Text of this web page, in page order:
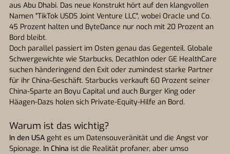
aus Abu Dhabi. Das neue Konstrukt hört auf den klangvollen
Namen "TikTok USDS Joint Venture LLC", wobei Oracle und Co.
45 Prozent halten und ByteDance nur noch mit 20 Prozent an
Bord bleibt.
Doch parallel passiert im Osten genau das Gegenteil. Globale
Schwergewichte wie Starbucks, Decathlon oder GE HealthCare
suchen händeringend den Exit oder zumindest starke Partner
für ihr China-Geschäft. Starbucks verkauft 60 Prozent seiner
China-Sparte an Boyu Capital und auch Burger King oder
Häagen-Dazs holen sich Private-Equity-Hilfe an Bord.
Warum ist das wichtig?
In den USA geht es um Datensouveränität und die Angst vor
Spionage. In China ist die Realität profaner, aber umso